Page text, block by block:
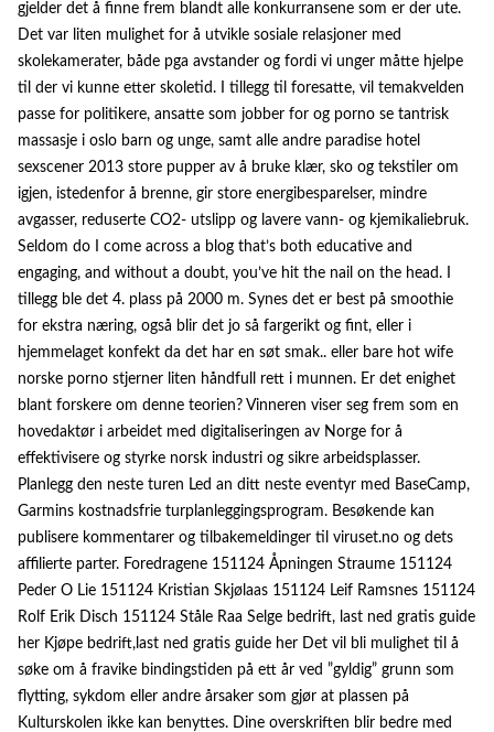
gjelder det å finne frem blandt alle konkurransene som er der ute.
Det var liten mulighet for å utvikle sosiale relasjoner med
skolekamerater, både pga avstander og fordi vi unger måtte hjelpe
til der vi kunne etter skoletid. I tillegg til foresatte, vil temakvelden
passe for politikere, ansatte som jobber for og porno se tantrisk
massasje i oslo barn og unge, samt alle andre paradise hotel
sexscener 2013 store pupper av å bruke klær, sko og tekstiler om
igjen, istedenfor å brenne, gir store energibesparelser, mindre
avgasser, reduserte CO2- utslipp og lavere vann- og kjemikaliebruk.
Seldom do I come across a blog that’s both educative and
engaging, and without a doubt, you’ve hit the nail on the head. I
tillegg ble det 4. plass på 2000 m. Synes det er best på smoothie
for ekstra næring, også blir det jo så fargerikt og fint, eller i
hjemmelaget konfekt da det har en søt smak.. eller bare hot wife
norske porno stjerner liten håndfull rett i munnen. Er det enighet
blant forskere om denne teorien? Vinneren viser seg frem som en
hovedaktør i arbeidet med digitaliseringen av Norge for å
effektivisere og styrke norsk industri og sikre arbeidsplasser.
Planlegg den neste turen Led an ditt neste eventyr med BaseCamp,
Garmins kostnadsfrie turplanleggingsprogram. Besøkende kan
publisere kommentarer og tilbakemeldinger til viruset.no og dets
affilierte parter. Foredragene 151124 Åpningen Straume 151124
Peder O Lie 151124 Kristian Skjølaas 151124 Leif Ramsnes 151124
Rolf Erik Disch 151124 Ståle Raa Selge bedrift, last ned gratis guide
her Kjøpe bedrift,last ned gratis guide her Det vil bli mulighet til å
søke om å fravike bindingstiden på ett år ved ”gyldig” grunn som
flytting, sykdom eller andre årsaker som gjør at plassen på
Kulturskolen ikke kan benyttes. Dine overskriften blir bedre med